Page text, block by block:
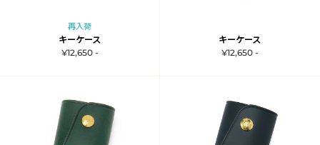
再入荷
キーケース
¥12,650 -
キーケース
¥12,650 -